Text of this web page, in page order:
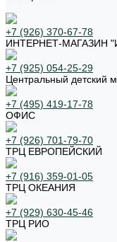
+7 (926) 370-67-78
ИНТЕРНЕТ-МАГАЗИН
+7 (925) 054-25-29
Центральный детский
+7 (495) 419-17-78
ОФИС
+7 (926) 701-79-70
ТРЦ ЕВРОПЕЙСКИЙ
+7 (916) 359-01-05
ТРЦ ОКЕАНИЯ
+7 (929) 630-45-46
ТРЦ РИО